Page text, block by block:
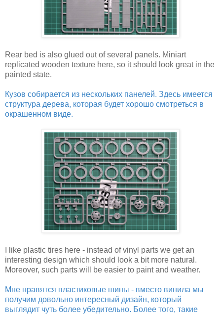
Rear bed is also glued out of several panels. Miniart
replicated wooden texture here, so it should look great in the
painted state.
Кузов собирается из нескольких панелей. Здесь имеется
структура дерева, которая будет хорошо смотреться в
окрашенном виде.
I like plastic tires here - instead of vinyl parts we get an
interesting design which should look a bit more natural.
Moreover, such parts will be easier to paint and weather.
Мне нравятся пластиковые шины - вместо винила мы
получим довольно интересный дизайн, который
выглядит чуть более убедительно. Более того, такие